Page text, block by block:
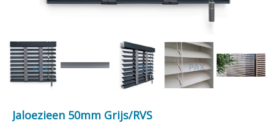
Jaloezieen 50mm Grijs/RVS